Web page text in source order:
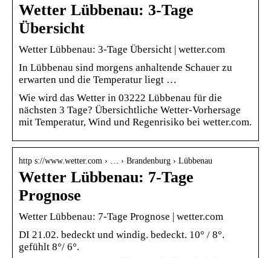
Wetter Lübbenau: 3-Tage
Übersicht
Wetter Lübbenau: 3-Tage Übersicht | wetter.com
In Lübbenau sind morgens anhaltende Schauer zu
erwarten und die Temperatur liegt …
Wie wird das Wetter in 03222 Lübbenau für die
nächsten 3 Tage? Übersichtliche Wetter-Vorhersage
mit Temperatur, Wind und Regenrisiko bei wetter.com.
http s://www.wetter.com › … › Brandenburg › Lübbenau
Wetter Lübbenau: 7-Tage
Prognose
Wetter Lübbenau: 7-Tage Prognose | wetter.com
DI 21.02. bedeckt und windig. bedeckt. 10° / 8°.
gefühlt 8°/ 6°.